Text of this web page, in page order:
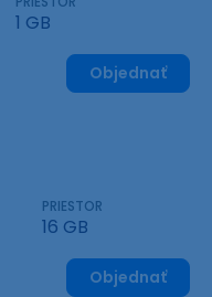
1 GB
Objednať
PRIESTOR
16 GB
Objednať